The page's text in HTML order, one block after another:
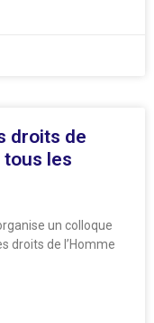
droits de
tous les
un colloque
droits de l’Homme